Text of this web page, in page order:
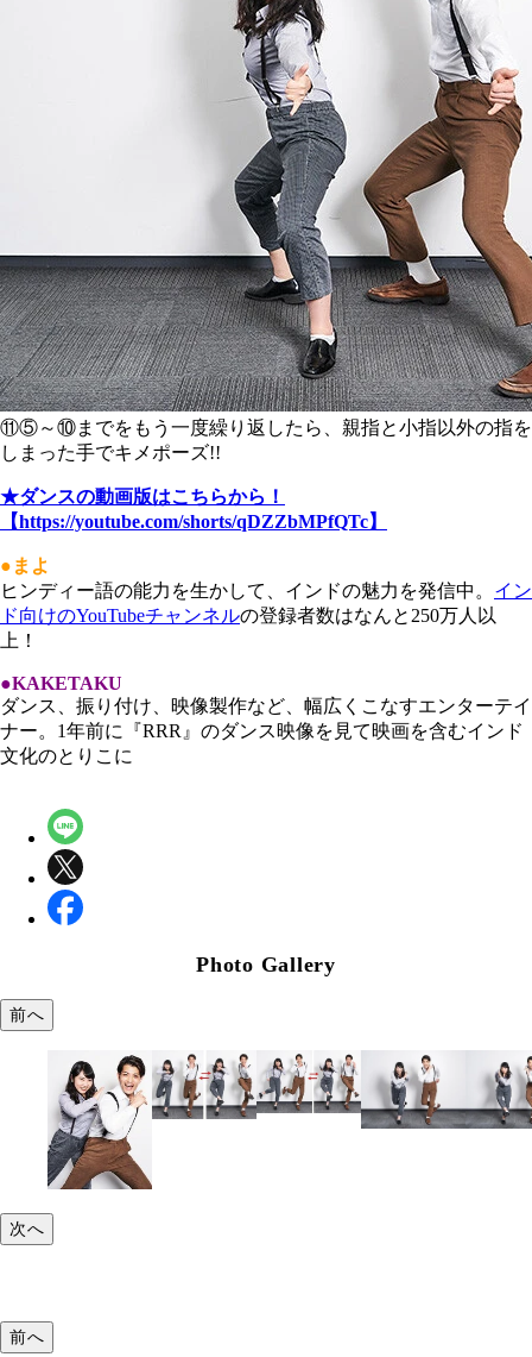
⑪⑤～⑩までをもう一度繰り返したら、親指と小指以外の指を
しまった手でキメポーズ!!
★ダンスの動画版はこちらから！
【https://youtube.com/shorts/qDZZbMPfQTc】
●まよ
ヒンディー語の能力を生かして、インドの魅力を発信中。 イン
ド向けのYouTubeチャンネルの登録者数はなんと250万人以
上！
●KAKETAKU
ダンス、振り付け、映像製作など、幅広くこなすエンターテイ
ナー。1年前に『RRR』のダンス映像を見て映画を含むインド
文化のとりこに
Photo Gallery
前へ
次へ
前へ